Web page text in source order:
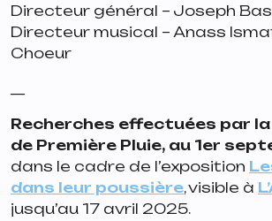
Directeur général – Joseph
Directeur musical – Anass
Choeur
Recherches effectuées par
de Première Pluie, au 1er
dans le cadre de l’exposition
dans leur poussière, visible à
jusqu’au 17 avril 2025.